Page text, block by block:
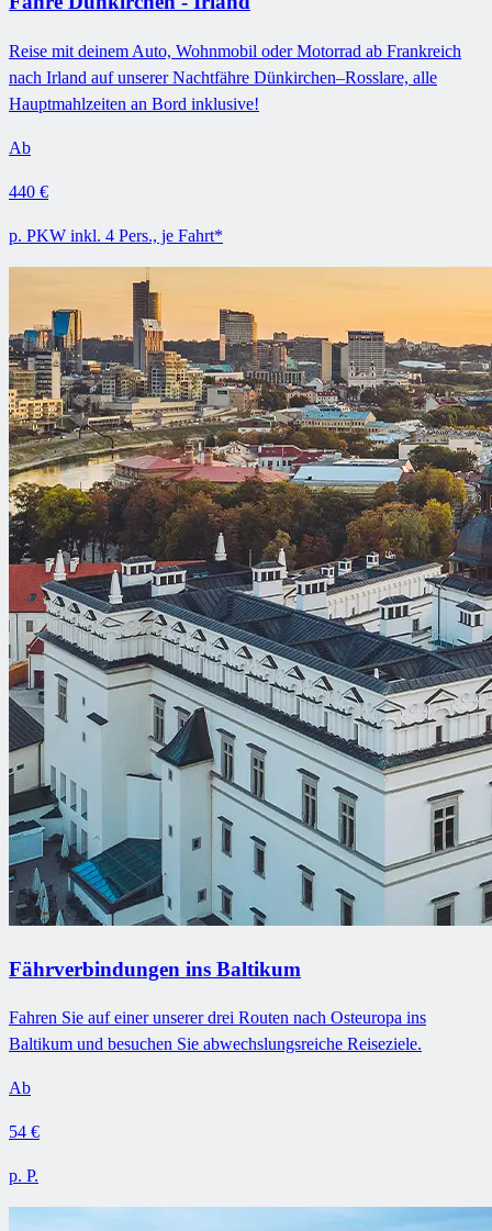
Reise mit deinem Auto, Wohnmobil oder Motorrad ab Frankreich
nach Irland auf unserer Nachtfähre Dünkirchen–Rosslare, alle
Hauptmahlzeiten an Bord inklusive!
Ab
440 €
p. PKW inkl. 4 Pers., je Fahrt*
Fährverbindungen ins Baltikum
Fahren Sie auf einer unserer drei Routen nach Osteuropa ins
Baltikum und besuchen Sie abwechslungsreiche Reiseziele.
Ab
54 €
p. P.